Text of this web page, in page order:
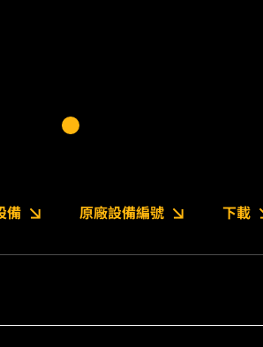
備 原廠設備編號 下載